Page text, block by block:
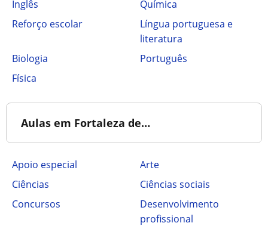
Inglês
Química
Reforço escolar
Língua portuguesa e
literatura
Biologia
Português
Física
Aulas em Fortaleza de…
Apoio especial
Arte
Ciências
Ciências sociais
Concursos
Desenvolvimento
profissional